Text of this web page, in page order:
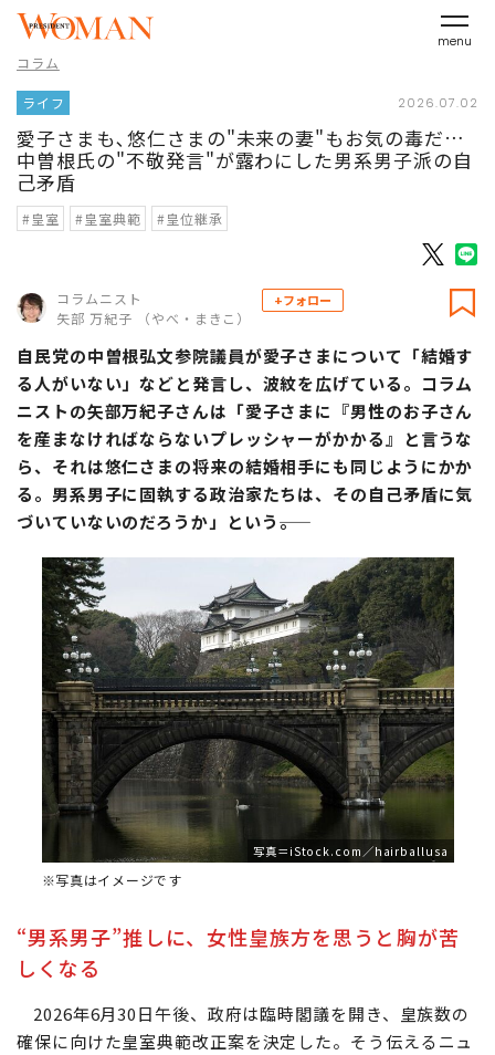
menu
コラム
ライフ 2026.07.02
愛子さまも､悠仁さまの"未来の妻"もお気の毒だ…
中曽根氏の"不敬発言"が露わにした男系男子派の自
己矛盾
#皇室 #皇室典範 #皇位継承
コラムニスト
矢部 万紀子 （やべ・まきこ）
+フォロー
自民党の中曽根弘文参院議員が愛子さまについて「結婚す
る人がいない」などと発言し、波紋を広げている。コラム
ニストの矢部万紀子さんは「愛子さまに『男性のお子さん
を産まなければならないプレッシャーがかかる』と言うな
ら、それは悠仁さまの将来の結婚相手にも同じようにかか
る。男系男子に固執する政治家たちは、その自己矛盾に気
づいていないのだろうか」という――。
写真＝iStock.com／hairballusa
※写真はイメージです
“男系男子”推しに、女性皇族方を思うと胸が苦
しくなる
2026年6月30日午後、政府は臨時閣議を開き、皇族数の
確保に向けた皇室典範改正案を決定した。そう伝えるニュ